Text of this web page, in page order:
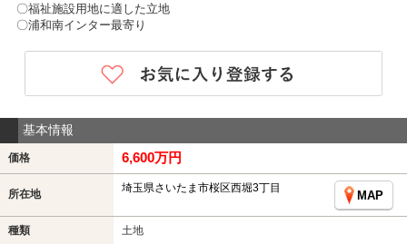
〇福祉施設用地に適した立地
〇浦和南インター最寄り
基本情報
価格 6,600万円
所在地 埼玉県さいたま市桜区西堀3丁目
MAP
種類 土地